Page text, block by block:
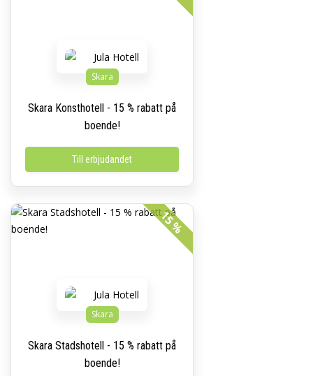
Skara
Skara Konsthotell - 15 % rabatt på
boende!
Till erbjudandet
15 %
Skara
Skara Stadshotell - 15 % rabatt på
boende!